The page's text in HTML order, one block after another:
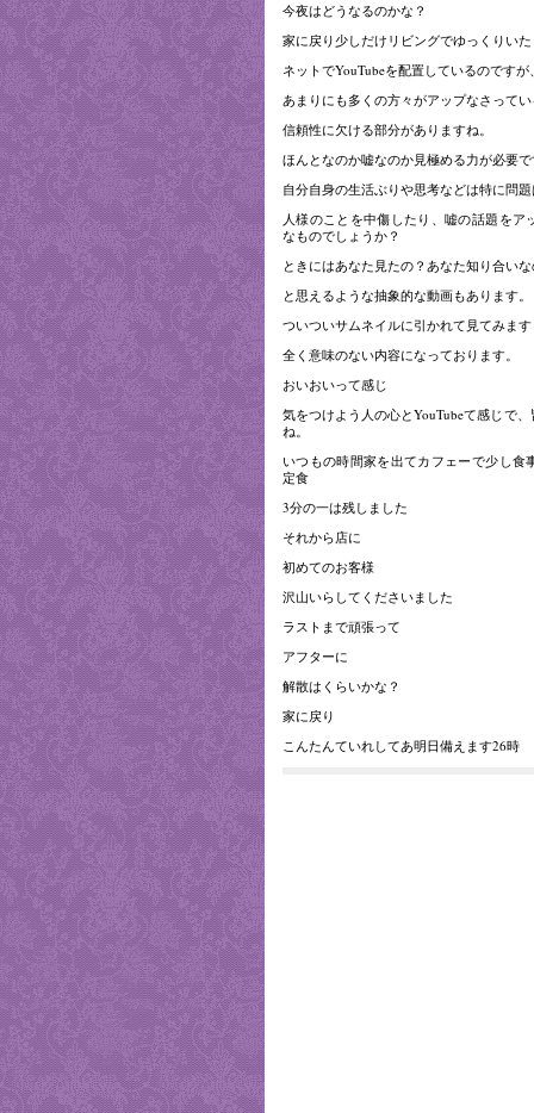
今夜はどうなるのかな？
家に戻り少しだけリビングでゆっくりい
ネットでYouTubeを配置しているのですが
あまりにも多くの方々がアップなさって
信頼性に欠ける部分がありますね。
ほんとなのか嘘なのか見極める力が必要
自分自身の生活ぶりや思考などは特に問
人様のことを中傷したり、嘘の話題をア
なものでしょうか？
ときにはあなた見たの？あなた知り合い
と思えるような抽象的な動画もあります。
ついついサムネイルに引かれて見てみま
全く意味のない内容になっております。
おいおいって感じ
気をつけよう人の心とYouTubeて感じで
ね。
いつもの時間家を出てカフェーで少し食
定食
3分の一は残しました
それから店に
初めてのお客様
沢山いらしてくださいました
ラストまで頑張って
アフターに
解散はくらいかな？
家に戻り
こんたんていれしてあ明日備えます26時